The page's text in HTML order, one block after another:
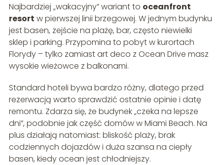
Najbardziej „wakacyjny” wariant to oceanfront
resort w pierwszej linii brzegowej. W jednym budynku
jest basen, zejście na plażę, bar, często niewielki
sklep i parking. Przypomina to pobyt w kurortach
Florydy – tylko zamiast art deco z Ocean Drive masz
wysokie wieżowce z balkonami.
Standard hoteli bywa bardzo różny, dlatego przed
rezerwacją warto sprawdzić ostatnie opinie i datę
remontu. Zdarza się, że budynek „czeka na lepsze
dni”, podobnie jak część domów w Miami Beach. Na
plus działają natomiast: bliskość plaży, brak
codziennych dojazdów i duża szansa na ciepły
basen, kiedy ocean jest chłodniejszy.